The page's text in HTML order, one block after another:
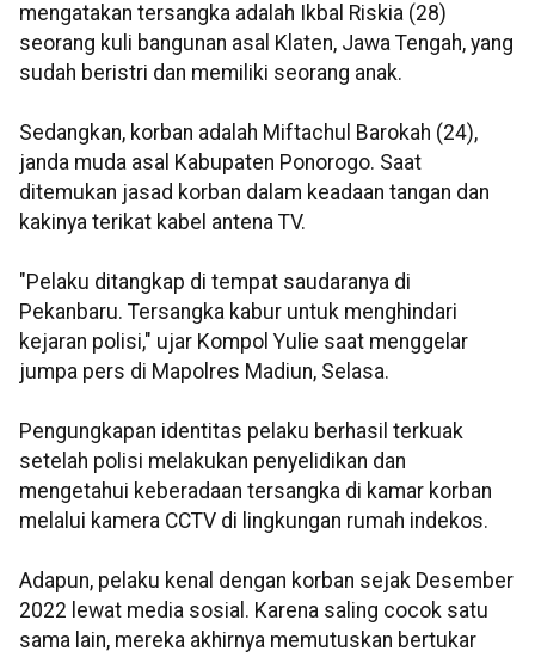
mengatakan tersangka adalah Ikbal Riskia (28)
seorang kuli bangunan asal Klaten, Jawa Tengah, yang
sudah beristri dan memiliki seorang anak.
Sedangkan, korban adalah Miftachul Barokah (24),
janda muda asal Kabupaten Ponorogo. Saat
ditemukan jasad korban dalam keadaan tangan dan
kakinya terikat kabel antena TV.
"Pelaku ditangkap di tempat saudaranya di
Pekanbaru. Tersangka kabur untuk menghindari
kejaran polisi," ujar Kompol Yulie saat menggelar
jumpa pers di Mapolres Madiun, Selasa.
Pengungkapan identitas pelaku berhasil terkuak
setelah polisi melakukan penyelidikan dan
mengetahui keberadaan tersangka di kamar korban
melalui kamera CCTV di lingkungan rumah indekos.
Adapun, pelaku kenal dengan korban sejak Desember
2022 lewat media sosial. Karena saling cocok satu
sama lain, mereka akhirnya memutuskan bertukar